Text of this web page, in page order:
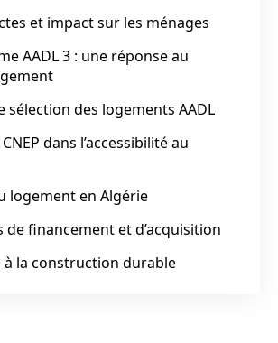
et impact sur les ménages
AADL 3 : une réponse au
sélection des logements AADL
dans l’accessibilité au
logement en Algérie
de financement et d’acquisition
à la construction durable